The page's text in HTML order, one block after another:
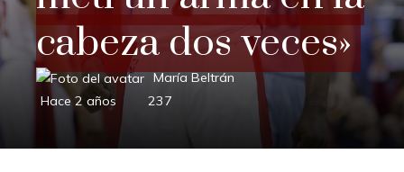
cabeza dos veces»
María Beltrán
Hace 2 años
237